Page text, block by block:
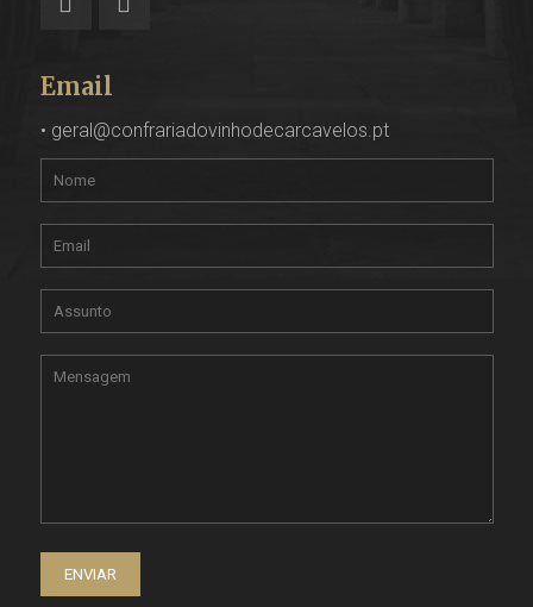
Email
• geral@confrariadovinhodecarcavelos.pt